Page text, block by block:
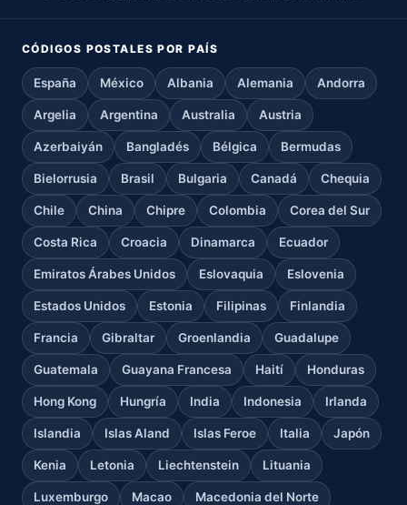
CÓDIGOS POSTALES POR PAÍS
España México Albania Alemania Andorra
Argelia Argentina Australia Austria
Azerbaiyán Bangladés Bélgica Bermudas
Bielorrusia Brasil Bulgaria Canadá Chequia
Chile China Chipre Colombia Corea del Sur
Costa Rica Croacia Dinamarca Ecuador
Emiratos Árabes Unidos Eslovaquia Eslovenia
Estados Unidos Estonia Filipinas Finlandia
Francia Gibraltar Groenlandia Guadalupe
Guatemala Guayana Francesa Haití Honduras
Hong Kong Hungría India Indonesia Irlanda
Islandia Islas Aland Islas Feroe Italia Japón
Kenia Letonia Liechtenstein Lituania
Luxemburgo Macao Macedonia del Norte